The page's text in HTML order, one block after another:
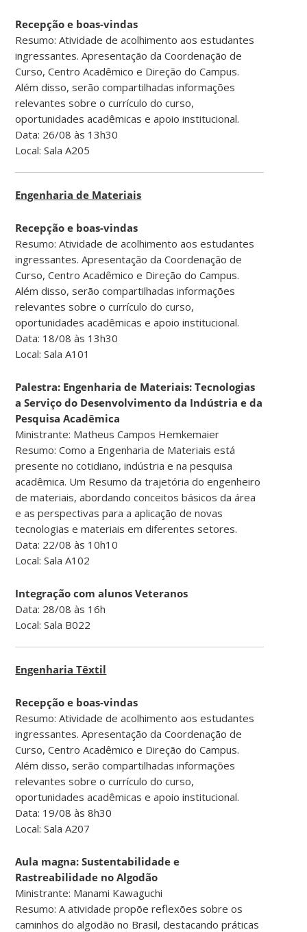
Recepção e boas-vindas
Resumo: Atividade de acolhimento aos estudantes
ingressantes. Apresentação da Coordenação de
Curso, Centro Acadêmico e Direção do Campus.
Além disso, serão compartilhadas informações
relevantes sobre o currículo do curso,
oportunidades acadêmicas e apoio institucional.
Data: 26/08 às 13h30
Local: Sala A205
Engenharia de Materiais
Recepção e boas-vindas
Resumo: Atividade de acolhimento aos estudantes
ingressantes. Apresentação da Coordenação de
Curso, Centro Acadêmico e Direção do Campus.
Além disso, serão compartilhadas informações
relevantes sobre o currículo do curso,
oportunidades acadêmicas e apoio institucional.
Data: 18/08 às 13h30
Local: Sala A101
Palestra: Engenharia de Materiais: Tecnologias
a Serviço do Desenvolvimento da Indústria e da
Pesquisa Acadêmica
Ministrante: Matheus Campos Hemkemaier
Resumo: Como a Engenharia de Materiais está
presente no cotidiano, indústria e na pesquisa
acadêmica. Um Resumo da trajetória do engenheiro
de materiais, abordando conceitos básicos da área
e as perspectivas para a aplicação de novas
tecnologias e materiais em diferentes setores.
Data: 22/08 às 10h10
Local: Sala A102
Integração com alunos Veteranos
Data: 28/08 às 16h
Local: Sala B022
Engenharia Têxtil
Recepção e boas-vindas
Resumo: Atividade de acolhimento aos estudantes
ingressantes. Apresentação da Coordenação de
Curso, Centro Acadêmico e Direção do Campus.
Além disso, serão compartilhadas informações
relevantes sobre o currículo do curso,
oportunidades acadêmicas e apoio institucional.
Data: 19/08 às 8h30
Local: Sala A207
Aula magna: Sustentabilidade e
Rastreabilidade no Algodão
Ministrante: Manami Kawaguchi
Resumo: A atividade propõe reflexões sobre os
caminhos do algodão no Brasil, destacando práticas